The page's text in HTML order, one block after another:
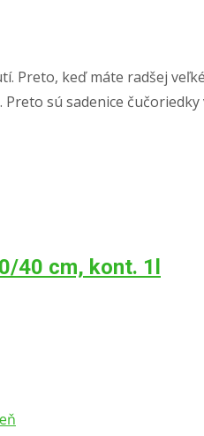
Preto, keď máte radšej
Preto sú sadenice
40 cm, kont. 1l